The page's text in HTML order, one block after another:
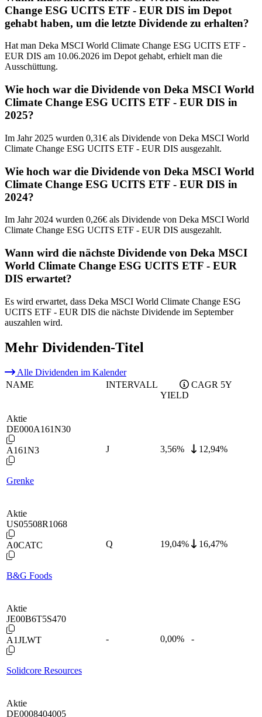
Change ESG UCITS ETF - EUR DIS im Depot
gehabt haben, um die letzte Dividende zu erhalten?
Hat man Deka MSCI World Climate Change ESG UCITS ETF -
EUR DIS am 10.06.2026 im Depot gehabt, erhielt man die
Ausschüttung.
Wie hoch war die Dividende von Deka MSCI World
Climate Change ESG UCITS ETF - EUR DIS in
2025?
Im Jahr 2025 wurden 0,31€ als Dividende von Deka MSCI World
Climate Change ESG UCITS ETF - EUR DIS ausgezahlt.
Wie hoch war die Dividende von Deka MSCI World
Climate Change ESG UCITS ETF - EUR DIS in
2024?
Im Jahr 2024 wurden 0,26€ als Dividende von Deka MSCI World
Climate Change ESG UCITS ETF - EUR DIS ausgezahlt.
Wann wird die nächste Dividende von Deka MSCI
World Climate Change ESG UCITS ETF - EUR
DIS erwartet?
Es wird erwartet, dass Deka MSCI World Climate Change ESG
UCITS ETF - EUR DIS die nächste Dividende im September
auszahlen wird.
Mehr Dividenden-Titel
Alle Dividenden im Kalender
NAME
INTERVALL
YIELD
CAGR 5Y
Aktie
DE000A161N30
A161N3
Grenke
J 3,56% 12,94%
Aktie
US05508R1068
A0CATC
B&G Foods
Q 19,04% 16,47%
Aktie
JE00B6T5S470
A1JLWT
Solidcore Resources
- 0,00% -
Aktie
DE0008404005